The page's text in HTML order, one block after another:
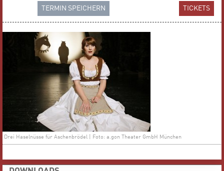
TICKETS
TERMIN SPEICHERN
Drei Haselnüsse für Aschenbrödel | Foto: a.gon Theater GmbH München